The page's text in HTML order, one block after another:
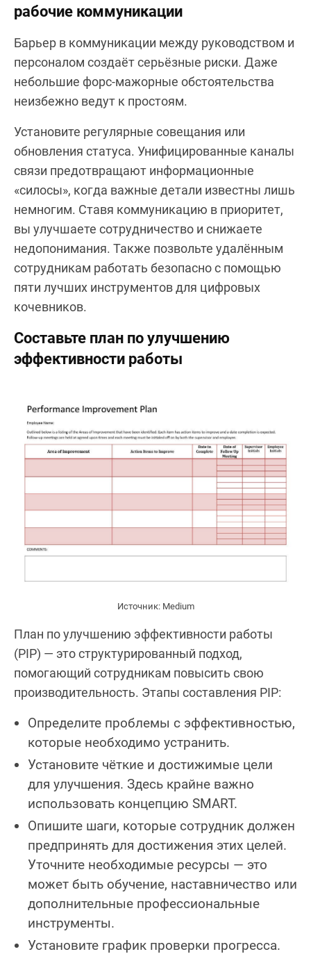
рабочие коммуникации
Барьер в коммуникации между руководством и
персоналом создаёт серьёзные риски. Даже
небольшие форс-мажорные обстоятельства
неизбежно ведут к простоям.
Установите регулярные совещания или
обновления статуса. Унифицированные каналы
связи предотвращают информационные
«силосы», когда важные детали известны лишь
немногим. Ставя коммуникацию в приоритет,
вы улучшаете сотрудничество и снижаете
недопонимания. Также позвольте удалённым
сотрудникам работать безопасно с помощью
пяти лучших инструментов для цифровых
кочевников.
Составьте план по улучшению
эффективности работы
Источник: Medium
План по улучшению эффективности работы
(PIP) — это структурированный подход,
помогающий сотрудникам повысить свою
производительность. Этапы составления PIP:
Определите проблемы с эффективностью,
которые необходимо устранить.
Установите чёткие и достижимые цели
для улучшения. Здесь крайне важно
использовать концепцию SMART.
Опишите шаги, которые сотрудник должен
предпринять для достижения этих целей.
Уточните необходимые ресурсы — это
может быть обучение, наставничество или
дополнительные профессиональные
инструменты.
Установите график проверки прогресса.